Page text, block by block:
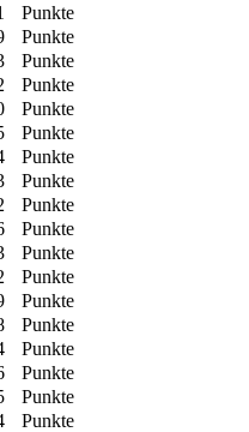
Punkte
Punkte
Punkte
Punkte
Punkte
Punkte
Punkte
Punkte
Punkte
Punkte
Punkte
Punkte
Punkte
Punkte
Punkte
Punkte
Punkte
Punkte